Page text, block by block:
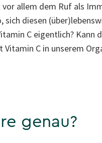
allem dem Ruf als
sich diesen
C eigentlich? Kann
C in unserem
genau?